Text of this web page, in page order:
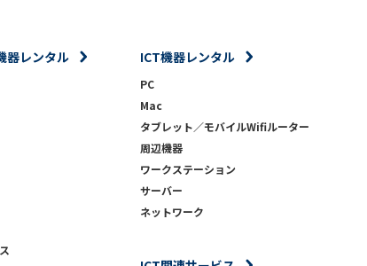
器レンタル ICT機器レンタル
PC
Mac
タブレット／モバイルWifiルーター
周辺機器
ワークステーション
サーバー
ネットワーク